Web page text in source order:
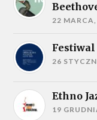
22
Festiwal
26
Ethno
19